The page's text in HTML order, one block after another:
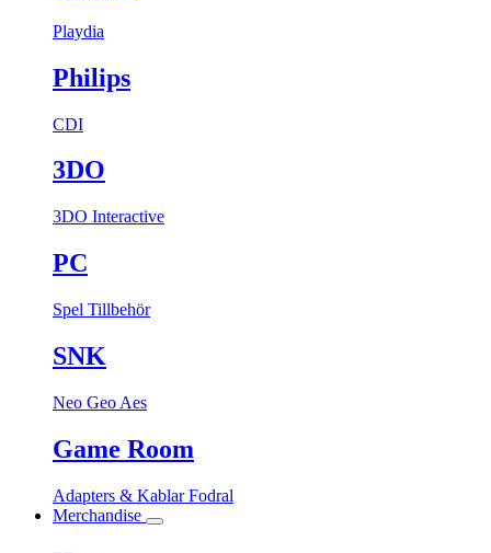
Playdia
Philips
CDI
3DO
3DO Interactive
PC
Spel Tillbehör
SNK
Neo Geo Aes
Game Room
Adapters & KablarFodral
Merchandise